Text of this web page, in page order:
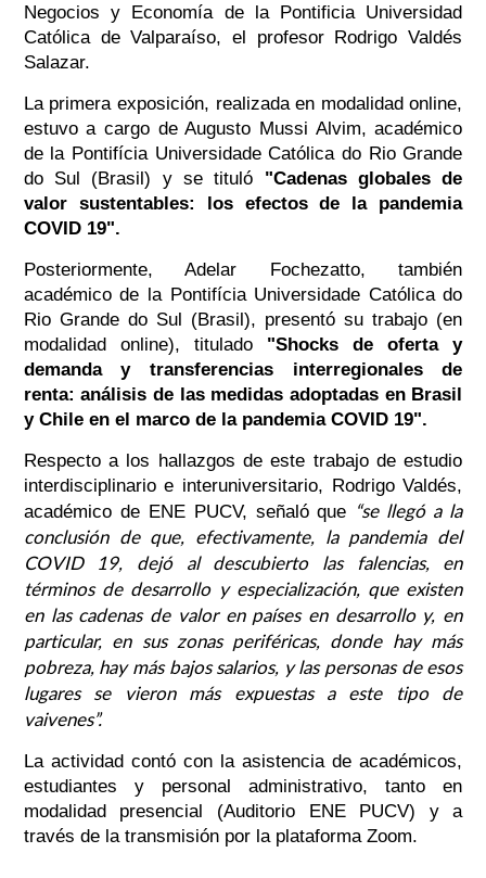
Negocios y Economía de la Pontificia Universidad
Católica de Valparaíso, el profesor Rodrigo Valdés
Salazar.
La primera exposición, realizada en modalidad online,
estuvo a cargo de Augusto Mussi Alvim, académico
de la Pontifícia Universidade Católica do Rio Grande
do Sul (Brasil) y se tituló "Cadenas globales de
valor sustentables: los efectos de la pandemia
COVID 19".
Posteriormente, Adelar Fochezatto, también
académico de la Pontifícia Universidade Católica do
Rio Grande do Sul (Brasil), presentó su trabajo (en
modalidad online), titulado "Shocks de oferta y
demanda y transferencias interregionales de
renta: análisis de las medidas adoptadas en Brasil
y Chile en el marco de la pandemia COVID 19".
Respecto a los hallazgos de este trabajo de estudio
interdisciplinario e interuniversitario, Rodrigo Valdés,
académico de ENE PUCV, señaló que “se llegó a la
conclusión de que, efectivamente, la pandemia del
COVID 19, dejó al descubierto las falencias, en
términos de desarrollo y especialización, que existen
en las cadenas de valor en países en desarrollo y, en
particular, en sus zonas periféricas, donde hay más
pobreza, hay más bajos salarios, y las personas de esos
lugares se vieron más expuestas a este tipo de
vaivenes”.
La actividad contó con la asistencia de académicos,
estudiantes y personal administrativo, tanto en
modalidad presencial (Auditorio ENE PUCV) y a
través de la transmisión por la plataforma Zoom.